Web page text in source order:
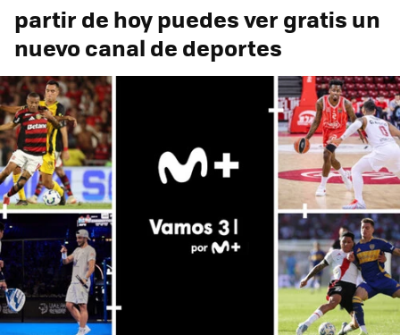
partir de hoy puedes ver gratis un
nuevo canal de deportes